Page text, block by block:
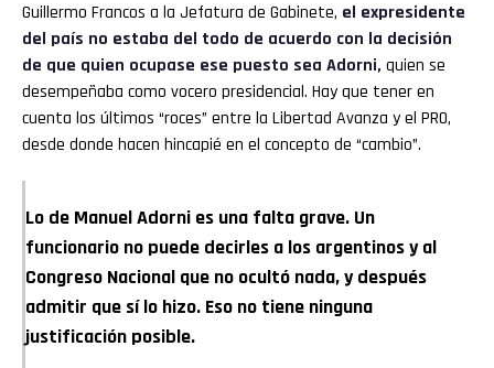
Guillermo Francos a la Jefatura de Gabinete, el expresidente
del país no estaba del todo de acuerdo con la decisión
de que quien ocupase ese puesto sea Adorni, quien se
desempeñaba como vocero presidencial. Hay que tener en
cuenta los últimos “roces” entre la Libertad Avanza y el PRO,
desde donde hacen hincapié en el concepto de “cambio”.
Lo de Manuel Adorni es una falta grave. Un
funcionario no puede decirles a los argentinos y al
Congreso Nacional que no ocultó nada, y después
admitir que sí lo hizo. Eso no tiene ninguna
justificación posible.